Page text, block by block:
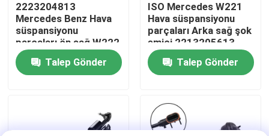
Bizimle İletişim
Haberler
Araç hava süspansiyonu sistemi
2223204813
Mercedes Benz Hava
süspansiyonu
parçaları ön sağ W222
Airmatic S sınıfı için
Talep Gönder
ISO Mercedes W221
Hava süspansiyonu
parçaları Arka sağ şok
emici 2213205613
Talep Gönder